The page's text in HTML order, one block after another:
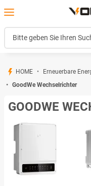
HOME Erneuerbare
GoodWe Wechselrichter
GOODWE